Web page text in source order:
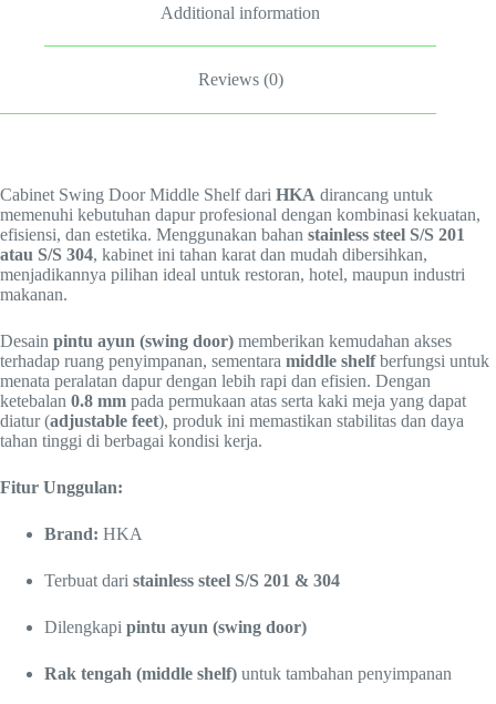
Additional information
Reviews (0)
Cabinet Swing Door Middle Shelf dari HKA dirancang untuk
memenuhi kebutuhan dapur profesional dengan kombinasi kekuatan,
efisiensi, dan estetika. Menggunakan bahan stainless steel S/S 201
atau S/S 304, kabinet ini tahan karat dan mudah dibersihkan,
menjadikannya pilihan ideal untuk restoran, hotel, maupun industri
makanan.
Desain pintu ayun (swing door) memberikan kemudahan akses
terhadap ruang penyimpanan, sementara middle shelfberfungsi untuk
menata peralatan dapur dengan lebih rapi dan efisien. Dengan
ketebalan 0.8 mm pada permukaan atas serta kaki meja yang dapat
diatur (adjustable feet), produk ini memastikan stabilitas dan daya
tahan tinggi di berbagai kondisi kerja.
Fitur Unggulan:
Brand: HKA
Terbuat dari stainless steel S/S 201 & 304
Dilengkapi pintu ayun (swing door)
Rak tengah (middle shelf) untuk tambahan penyimpanan